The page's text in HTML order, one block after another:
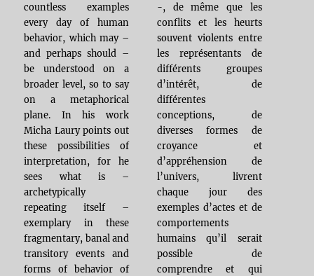
countless examples
every day of human
behavior, which may –
and perhaps should –
be understood on a
broader level, so to say
on a metaphorical
plane. In his work
Micha Laury points out
these possibilities of
interpretation, for he
sees what is –
archetypically
repeating itself –
exemplary in these
fragmentary, banal and
transitory events and
forms of behavior of
-, de même que les
conflits et les heurts
souvent violents entre
les représentants de
différents groupes
d’intérêt, de
différentes
conceptions, de
diverses formes de
croyance et
d’appréhension de
l’univers, livrent
chaque jour des
exemples d’actes et de
comportements
humains qu’il serait
possible de
comprendre et qui